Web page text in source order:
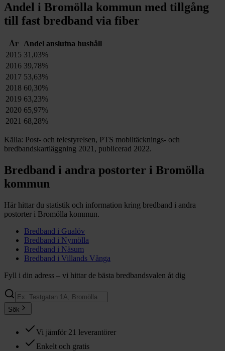
Andel i Bromölla kommun med tillgång
till fast bredband via fiber
År
Andel anslutna hushåll
2015 31,03%
2016 39,78%
2017 53,63%
2018 60,30%
2019 63,23%
2020 65,97%
2021 68,28%
Källa: Post- och telestyrelsen, PTS mobiltäcknings- och
bredbandskartläggning 2021, publicerad 2022.
Bredband i andra postorter i Bromölla
kommun
Här hittar du statistik och information kring bredband i andra
postorter i Bromölla kommun.
Bredband i Gualöv
Bredband i Nymölla
Bredband i Näsum
Bredband i Villands Vånga
Fyll i din adress – vi hittar de bästa bredbandsvalen åt dig
Sök
Vi jämför 21 leverantörer
Enkelt och gratis